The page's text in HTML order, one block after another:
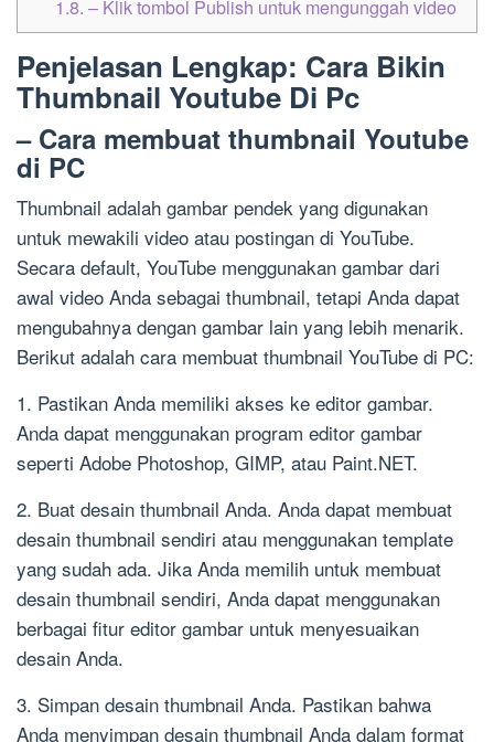
1.8. – Klik tombol Publish untuk mengunggah video
Penjelasan Lengkap: Cara Bikin
Thumbnail Youtube Di Pc
– Cara membuat thumbnail Youtube
di PC
Thumbnail adalah gambar pendek yang digunakan
untuk mewakili video atau postingan di YouTube.
Secara default, YouTube menggunakan gambar dari
awal video Anda sebagai thumbnail, tetapi Anda dapat
mengubahnya dengan gambar lain yang lebih menarik.
Berikut adalah cara membuat thumbnail YouTube di PC:
1. Pastikan Anda memiliki akses ke editor gambar.
Anda dapat menggunakan program editor gambar
seperti Adobe Photoshop, GIMP, atau Paint.NET.
2. Buat desain thumbnail Anda. Anda dapat membuat
desain thumbnail sendiri atau menggunakan template
yang sudah ada. Jika Anda memilih untuk membuat
desain thumbnail sendiri, Anda dapat menggunakan
berbagai fitur editor gambar untuk menyesuaikan
desain Anda.
3. Simpan desain thumbnail Anda. Pastikan bahwa
Anda menyimpan desain thumbnail Anda dalam format